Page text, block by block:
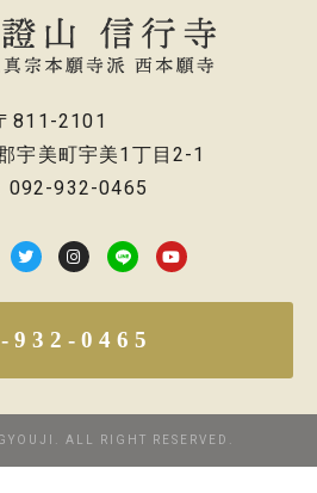
811-2101
宇美町宇美1丁目2-1
092-932-0465
932-0465
ALL RIGHT RESERVED.